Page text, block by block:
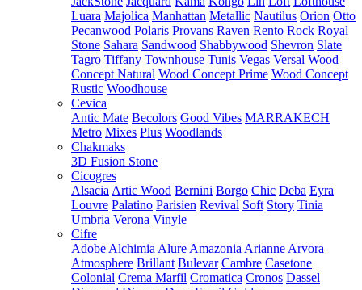
Luara Majolica Manhattan Metallic Nautilus Orion Otto
Pecanwood Polaris Provans Raven Rento Rock Royal
Stone Sahara Sandwood Shabbywood Shevron Slate
Tagro Tiffany Townhouse Tunis Vegas Versal Wood
Concept Natural Wood Concept Prime Wood Concept
Rustic Woodhouse
Cevica
Antic Mate Becolors Good Vibes MARRAKECH
Metro Mixes Plus Woodlands
Chakmaks
3D Fusion Stone
Cicogres
Alsacia Artic Wood Bernini Borgo Chic Deba Eyra
Louvre Palatino Parisien Revival Soft Story Tinia
Umbria Verona Vinyle
Cifre
Adobe Alchimia Alure Amazonia Arianne Arvora
Atmosphere Brillant Bulevar Cambre Casetone
Colonial Crema Marfil Cromatica Cronos Dassel